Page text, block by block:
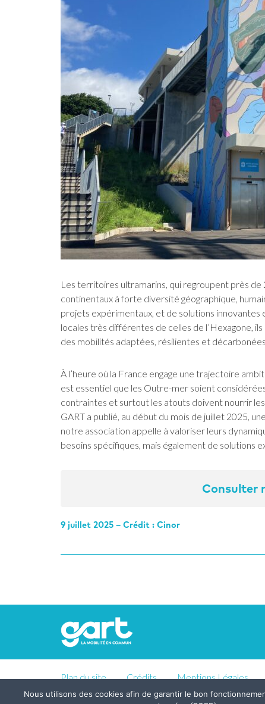
Les territoires ultramarins, qui regroupent près de
continentaux à forte diversité géographique,
projets expérimentaux, et de solutions
locales très différentes de celles de l’Hexagone,
des mobilités adaptées, résilientes et
À l’heure où la France engage une trajectoire
est essentiel que les Outre-mer soient
contraintes et surtout les atouts doivent nourrir
GART a publié, au début du mois de juillet 2025,
notre association appelle à valoriser leurs
besoins spécifiques, mais également de solutions
Consulter
9 juillet 2025 – Crédit : Cinor
Plan du site Crédits Mentions Légales
Nous utilisons des cookies afin de garantir le bon